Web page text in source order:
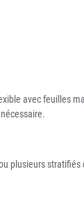
avec feuilles
plusieurs